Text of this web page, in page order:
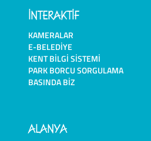
İNTERAKTİF
KAMERALAR
E-BELEDIYE
KENT BILGI SISTEMI
PARK BORCU SORGULAMA
BASINDA BIZ
ALANYA